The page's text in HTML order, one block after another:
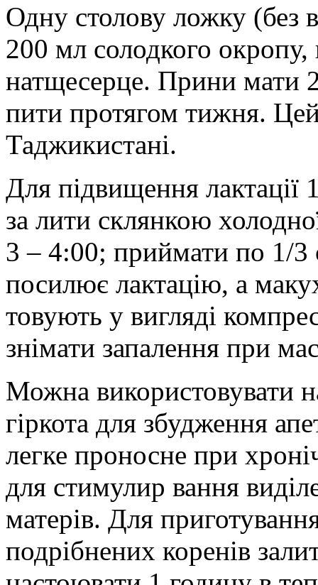
Одну столову ложку (без
200 мл солодкого
натщесерце. Прини мати
пити протягом тижня.
Таджикистані.
Для підвищення лактації
за лити склянкою
3 – 4:00; приймати по 1/3
посилює лактацію, а
товують у вигляді
знімати запалення при
Можна використовувати
гіркота для збудження
легке проносне при
для стимулир вання
матерів. Для
подрібнених коренів